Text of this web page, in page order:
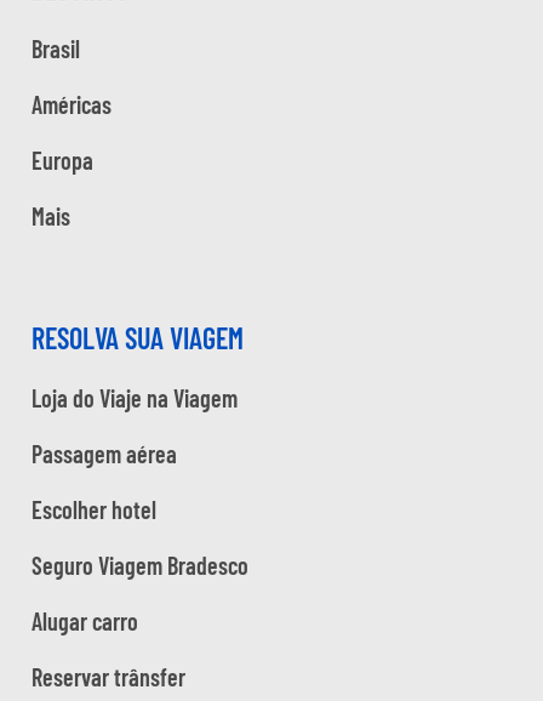
Brasil
Américas
Europa
Mais
RESOLVA SUA VIAGEM
Loja do Viaje na Viagem
Passagem aérea
Escolher hotel
Seguro Viagem Bradesco
Alugar carro
Reservar trânsfer